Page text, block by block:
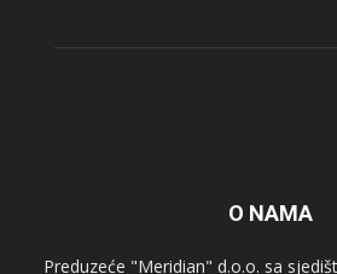
O NAMA
Preduzeće "Meridian" d.o.o. sa